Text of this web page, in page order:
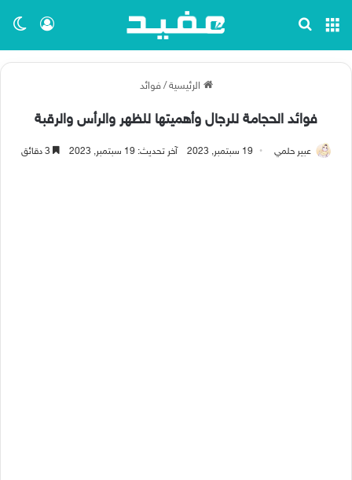
تسجيل القائمة
الرئيسية / فوائد
فوائد الحجامة للرجال وأهميتها للظهر والرأس والرقبة
عبير حلمي 19 سبتمبر, 2023 آخر تحديث: 19 سبتمبر, 2023